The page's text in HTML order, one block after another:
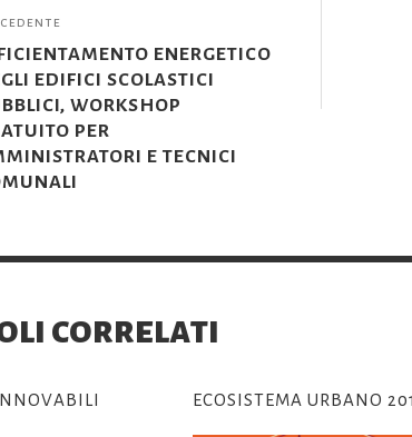
ENERGETICO
EDIFICI SCOLASTICI
WORKSHOP
PER
E TECNICI
correlati
ECOSISTEMA URBANO